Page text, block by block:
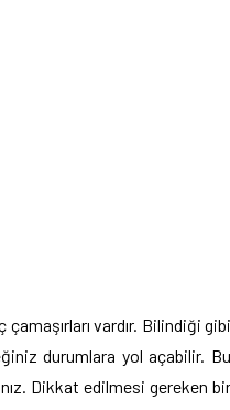
vardır. Bilindiği gibi
durumlara yol açabilir. Bu
Dikkat edilmesi gereken bir